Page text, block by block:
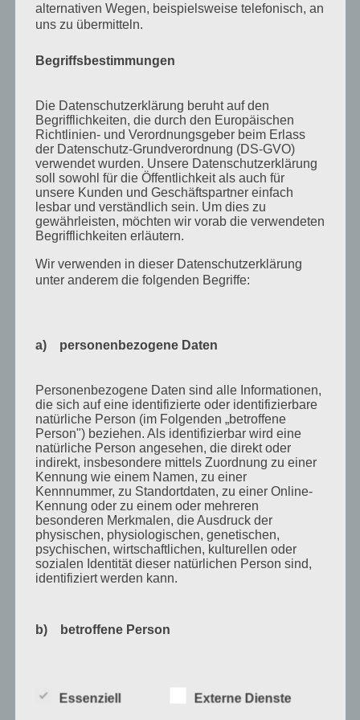
August 2011
Juni 2011
April 2011
März 2011
Februar 2011
Januar 2011
Dezember 2010
Oktober 2010
Juni 2010
Mai 2010
April 2010
März 2010
Februar 2010
Januar 2010
November 2009
Oktober 2009
August 2009
alternativen Wegen, beispielsweise telefonisch, an
uns zu übermitteln.
Begriffsbestimmungen
Die Datenschutzerklärung beruht auf den
Begrifflichkeiten, die durch den Europäischen
Richtlinien- und Verordnungsgeber beim Erlass
der Datenschutz-Grundverordnung (DS-GVO)
verwendet wurden. Unsere Datenschutzerklärung
soll sowohl für die Öffentlichkeit als auch für
unsere Kunden und Geschäftspartner einfach
lesbar und verständlich sein. Um dies zu
gewährleisten, möchten wir vorab die verwendeten
Begrifflichkeiten erläutern.
Wir verwenden in dieser Datenschutzerklärung
unter anderem die folgenden Begriffe:
a) personenbezogene Daten
Personenbezogene Daten sind alle Informationen,
die sich auf eine identifizierte oder identifizierbare
natürliche Person (im Folgenden „betroffene
Person") beziehen. Als identifizierbar wird eine
natürliche Person angesehen, die direkt oder
indirekt, insbesondere mittels Zuordnung zu einer
Kennung wie einem Namen, zu einer
Kennnummer, zu Standortdaten, zu einer Online-
Kennung oder zu einem oder mehreren
besonderen Merkmalen, die Ausdruck der
physischen, physiologischen, genetischen,
psychischen, wirtschaftlichen, kulturellen oder
sozialen Identität dieser natürlichen Person sind,
identifiziert werden kann.
b) betroffene Person
identifizierbare natürliche Person, deren
personenbezogene Daten von dem für die
Essenziell Externe Dienste